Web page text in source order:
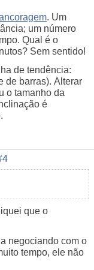
. Um
um número
Qual é o
Sem sentido!
de tendência:
de barras). Alterar
o tamanho da
é
que o
negociando com o
tempo, ele não